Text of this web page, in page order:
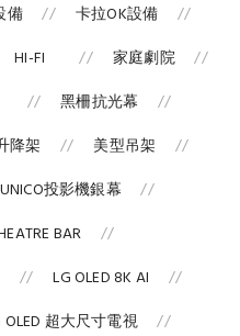
備
卡拉OK設備
HI-FI
家庭劇院
黑柵抗光幕
降架
美型吊架
UNICO投影機銀幕
BAR
LG OLED 8K AI
OLED 超大尺寸電視